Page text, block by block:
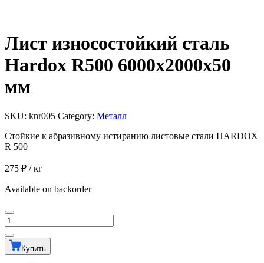
Лист износостойкий сталь
Hardox R500 6000х2000х50
мм
SKU: knr005 Category: Металл
Стойкие к абразивному истиранию листовые стали HARDOX
R 500
275 ₽ / кг
Available on backorder
Лист
износостойкий
сталь
HardoxКупить